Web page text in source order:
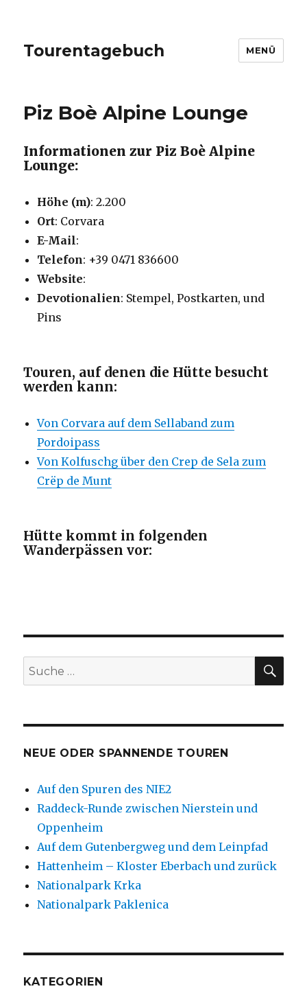
Tourentagebuch MENÜ
Piz Boè Alpine Lounge
Informationen zur Piz Boè Alpine
Lounge:
Höhe (m): 2.200
Ort: Corvara
E-Mail:
Telefon: +39 0471 836600
Website:
Devotionalien: Stempel, Postkarten, und
Pins
Touren, auf denen die Hütte besucht
werden kann:
Von Corvara auf dem Sellaband zum
Pordoipass
Von Kolfuschg über den Crep de Sela zum
Crëp de Munt
Hütte kommt in folgenden
Wanderpässen vor:
Suche
nach:
NEUE ODER SPANNENDE TOUREN
Auf den Spuren des NIE2
Raddeck-Runde zwischen Nierstein und
Oppenheim
Auf dem Gutenbergweg und dem Leinpfad
Hattenheim – Kloster Eberbach und zurück
Nationalpark Krka
Nationalpark Paklenica
KATEGORIEN